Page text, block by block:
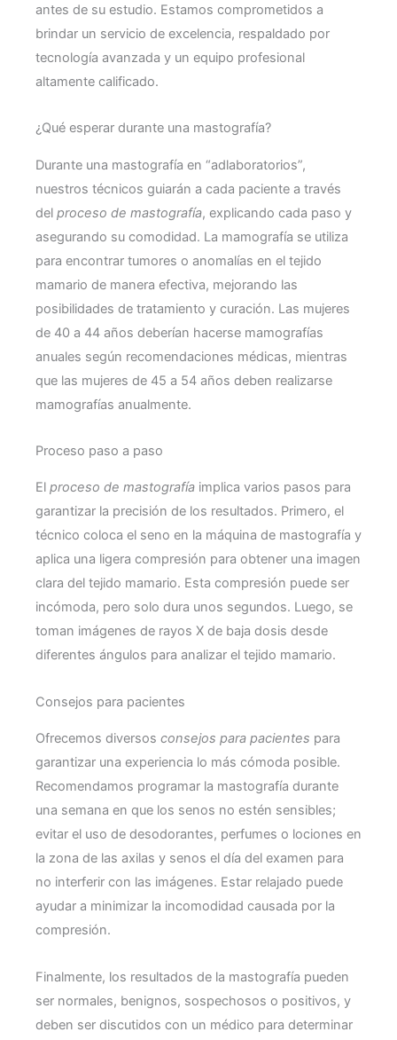
antes de su estudio. Estamos comprometidos a
brindar un servicio de excelencia, respaldado por
tecnología avanzada y un equipo profesional
altamente calificado.
¿Qué esperar durante una mastografía?
Durante una mastografía en “adlaboratorios”,
nuestros técnicos guiarán a cada paciente a través
del proceso de mastografía, explicando cada paso y
asegurando su comodidad. La mamografía se utiliza
para encontrar tumores o anomalías en el tejido
mamario de manera efectiva, mejorando las
posibilidades de tratamiento y curación. Las mujeres
de 40 a 44 años deberían hacerse mamografías
anuales según recomendaciones médicas, mientras
que las mujeres de 45 a 54 años deben realizarse
mamografías anualmente.
Proceso paso a paso
El proceso de mastografía implica varios pasos para
garantizar la precisión de los resultados. Primero, el
técnico coloca el seno en la máquina de mastografía y
aplica una ligera compresión para obtener una imagen
clara del tejido mamario. Esta compresión puede ser
incómoda, pero solo dura unos segundos. Luego, se
toman imágenes de rayos X de baja dosis desde
diferentes ángulos para analizar el tejido mamario.
Consejos para pacientes
Ofrecemos diversos consejos para pacientes para
garantizar una experiencia lo más cómoda posible.
Recomendamos programar la mastografía durante
una semana en que los senos no estén sensibles;
evitar el uso de desodorantes, perfumes o lociones en
la zona de las axilas y senos el día del examen para
no interferir con las imágenes. Estar relajado puede
ayudar a minimizar la incomodidad causada por la
compresión.
Finalmente, los resultados de la mastografía pueden
ser normales, benignos, sospechosos o positivos, y
deben ser discutidos con un médico para determinar